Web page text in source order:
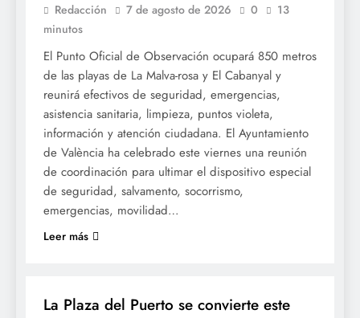
Redacción 7 de agosto de 2026 0
13
minutos
El Punto Oficial de Observación ocupará 850 metros
de las playas de La Malva-rosa y El Cabanyal y
reunirá efectivos de seguridad, emergencias,
asistencia sanitaria, limpieza, puntos violeta,
información y atención ciudadana. El Ayuntamiento
de València ha celebrado este viernes una reunión
de coordinación para ultimar el dispositivo especial
de seguridad, salvamento, socorrismo,
emergencias, movilidad…
Leer más
La Plaza del Puerto se convierte este